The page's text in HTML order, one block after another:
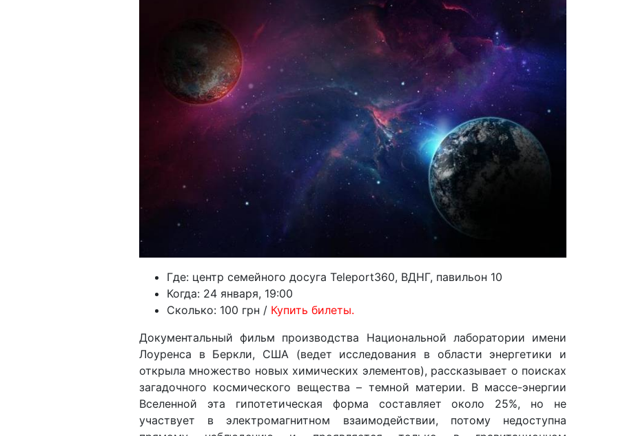
Где: центр семейного досуга Teleport360, ВДНГ, павильон 10
Когда: 24 января, 19:00
Сколько: 100 грн / Купить билеты.
Документальный фильм производства Национальной лаборатории имени
Лоуренса в Беркли, США (ведет исследования в области энергетики и
открыла множество новых химических элементов), рассказывает о поисках
загадочного космического вещества – темной материи. В массе-энергии
Вселенной эта гипотетическая форма составляет около 25%, но не
участвует в электромагнитном взаимодействии, потому недоступна